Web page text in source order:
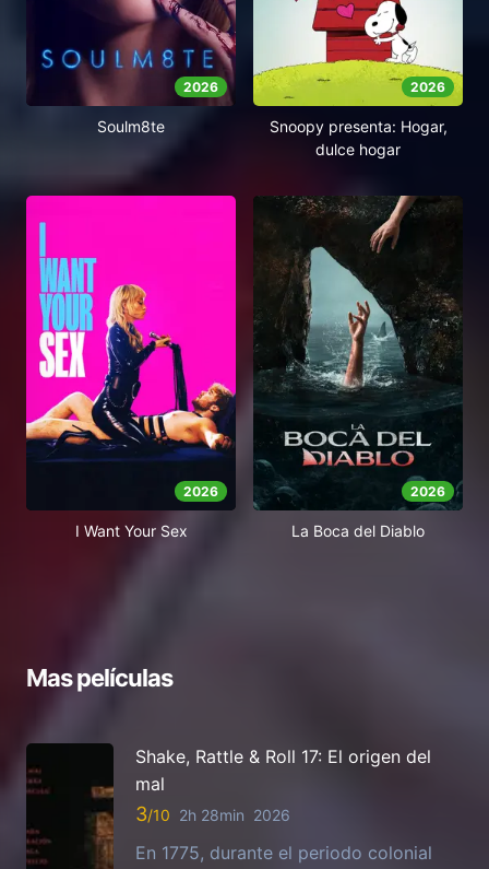
2026
Soulm8te
2026
Snoopy presenta: Hogar,
dulce hogar
2026
I Want Your Sex
2026
La Boca del Diablo
Mas películas
Shake, Rattle & Roll 17: El origen del
mal
3 2h 28min 2026
En 1775, durante el periodo colonial